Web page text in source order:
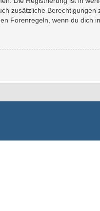
zusätzliche
Forenregeln, wenn du dich